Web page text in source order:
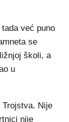
već puno
se
školi, a
u
Trojstva. Nije
nije